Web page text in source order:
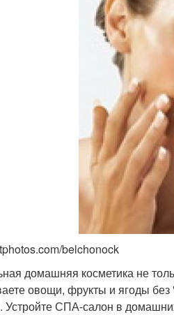
belchonock
домашняя косметика не
овощи, фрукты и ягоды без
Устройте СПА-салон в